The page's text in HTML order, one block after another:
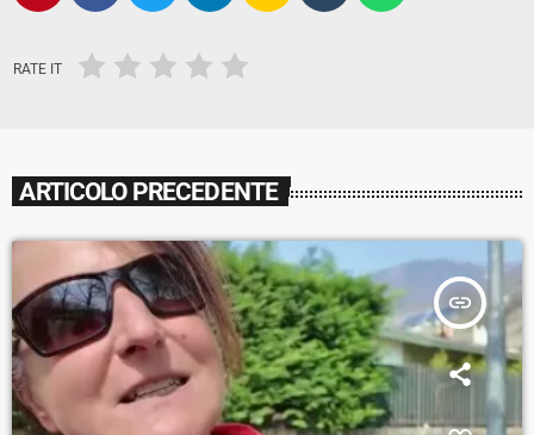
RATE IT
ARTICOLO PRECEDENTE
insert_link